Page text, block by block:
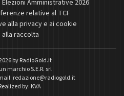
Amministrative 2026
relative al TCF
alla privacy e ai cookie
raccolta
byRadioGold.it
marchio S.E.R. srl
redazione@radiogold.it
by: KVA